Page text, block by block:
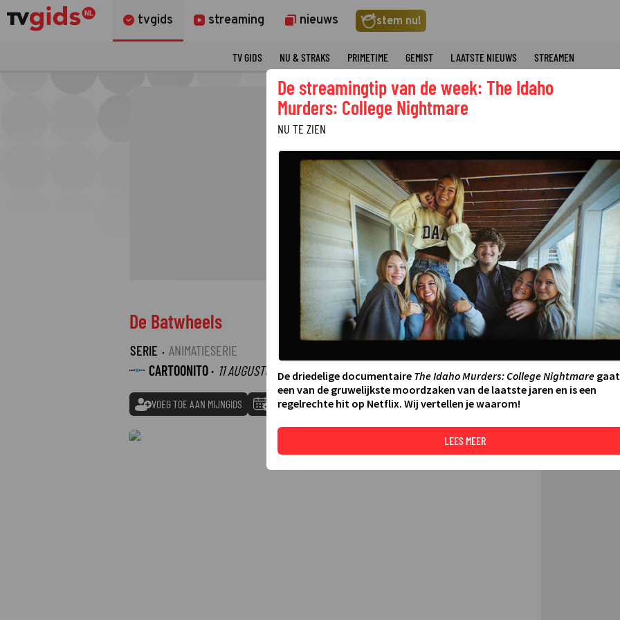
tvgids streaming nieuws stem nu!
TV GIDS NU & STRAKS PRIMETIME GEMIST LAATSTE NIEUWS STREAMEN
De Batwheels
SERIE · ANIMATIESERIE
CARTOONITO · 11 AUGUSTUS 2026 15:15 - 15:25
VOEG TOE AAN MIJNGIDS TOEVOEGEN AAN AGENDA DELEN
FILMS
DE
De streamingtip van de week: The Idaho
Murders: College Nightmare
NU TE ZIEN
De driedelige documentaire The Idaho Murders: College Nightmaregaat
een van de gruwelijkste moordzaken van de laatste jaren en is een
regelrechte hit op Netflix. Wij vertellen je waarom!
LEES MEER